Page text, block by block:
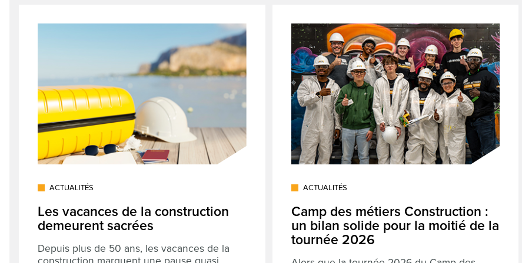
ACTUALITÉS
Les vacances de la construction
demeurent sacrées
Depuis plus de 50 ans, les vacances de la
ACTUALITÉS
Camp des métiers Construction :
un bilan solide pour la moitié de la
tournée 2026